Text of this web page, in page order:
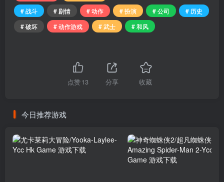
# 战斗
# 剧情 # 动作 # 扮演 # 公司
# 历史
# 破坏
# 动作游戏 # 武士 # 和风
点赞13 分享 收藏
今日推荐游戏